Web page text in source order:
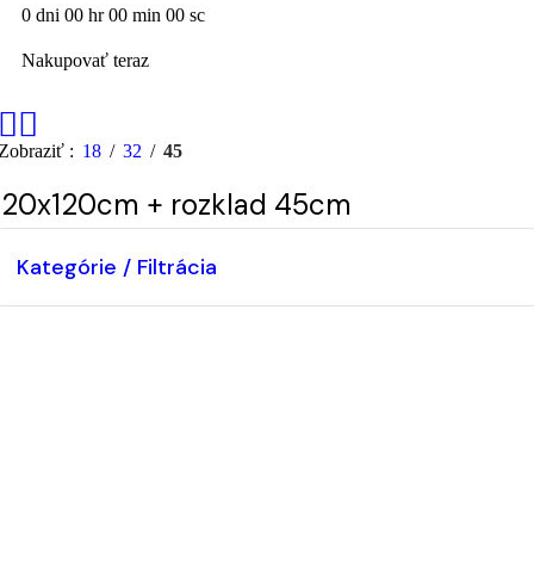
0 dni 00 hr00 min 00 sc
Nakupovať teraz
18 32 45
+ rozklad 45cm
Kategórie / Filtrácia